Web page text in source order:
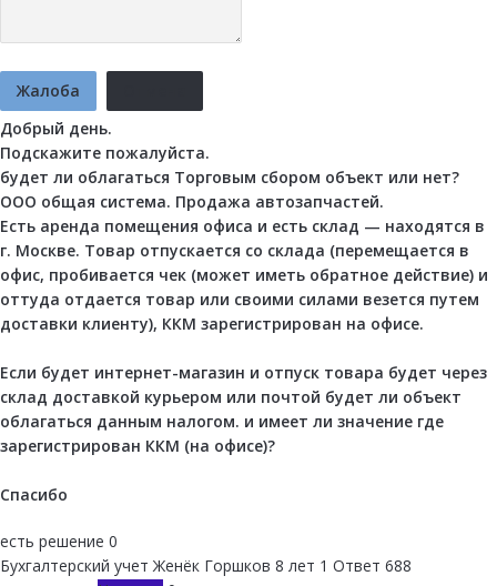
Жалоба
Добрый день.
Подскажите пожалуйста.
будет ли облагаться Торговым сбором объект или нет?
ООО общая система. Продажа автозапчастей.
Есть аренда помещения офиса и есть склад — находятся в
г. Москве. Товар отпускается со склада (перемещается в
офис, пробивается чек (может иметь обратное действие) и
оттуда отдается товар или своими силами везется путем
доставки клиенту), ККМ зарегистрирован на офисе.
Если будет интернет-магазин и отпуск товара будет через
склад доставкой курьером или почтой будет ли объект
облагаться данным налогом. и имеет ли значение где
зарегистрирован ККМ (на офисе)?
Спасибо
есть решение 0
Бухгалтерский учет Женёк Горшков 8 лет 1 Ответ 688